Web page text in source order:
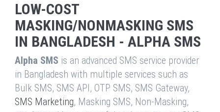
LOW-COST
MASKING/NONMASKING SMS
IN BANGLADESH - ALPHA SMS
Alpha SMS is an advanced SMS service provider
in Bangladesh with multiple services such as
Bulk SMS, SMS API, OTP SMS, SMS Gateway,
SMS Marketing, Masking SMS, Non-Masking,